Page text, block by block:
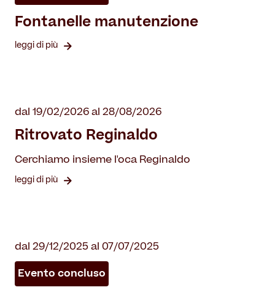
Fontanelle manutenzione
leggi di più
dal 19/02/2026 al 28/08/2026
Ritrovato Reginaldo
Cerchiamo insieme l'oca Reginaldo
leggi di più
dal 29/12/2025 al 07/07/2025
Evento concluso